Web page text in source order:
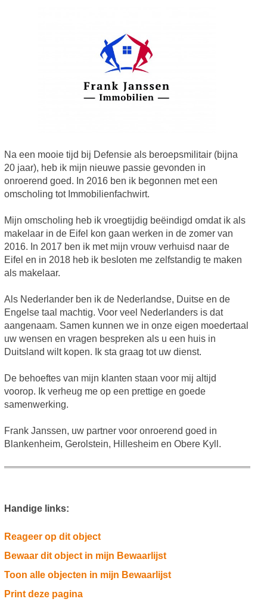
Na een mooie tijd bij Defensie als beroepsmilitair (bijna
20 jaar), heb ik mijn nieuwe passie gevonden in
onroerend goed. In 2016 ben ik begonnen met een
omscholing tot Immobilienfachwirt.
Mijn omscholing heb ik vroegtijdig beëindigd omdat ik als
makelaar in de Eifel kon gaan werken in de zomer van
2016. In 2017 ben ik met mijn vrouw verhuisd naar de
Eifel en in 2018 heb ik besloten me zelfstandig te maken
als makelaar.
Als Nederlander ben ik de Nederlandse, Duitse en de
Engelse taal machtig. Voor veel Nederlanders is dat
aangenaam. Samen kunnen we in onze eigen moedertaal
uw wensen en vragen bespreken als u een huis in
Duitsland wilt kopen. Ik sta graag tot uw dienst.
De behoeftes van mijn klanten staan voor mij altijd
voorop. Ik verheug me op een prettige en goede
samenwerking.
Frank Janssen, uw partner voor onroerend goed in
Blankenheim, Gerolstein, Hillesheim en Obere Kyll.
Handige links:
Reageer op dit object
Bewaar dit object in mijn Bewaarlijst
Toon alle objecten in mijn Bewaarlijst
Print deze pagina